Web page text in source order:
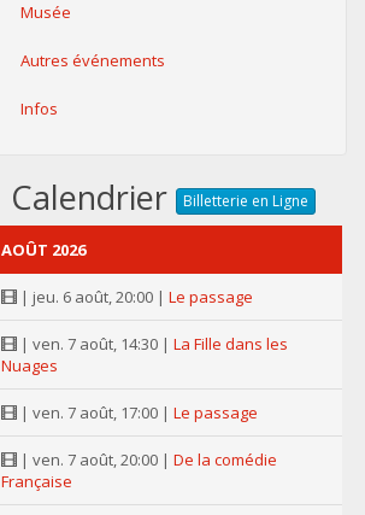
Musée
Autres événements
Infos
Calendrier Billetterie en Ligne
AOÛT 2026
| jeu. 6 août, 20:00 | Le passage
| ven. 7 août, 14:30 | La Fille dans les
Nuages
| ven. 7 août, 17:00 | Le passage
| ven. 7 août, 20:00 | De la comédie
Française